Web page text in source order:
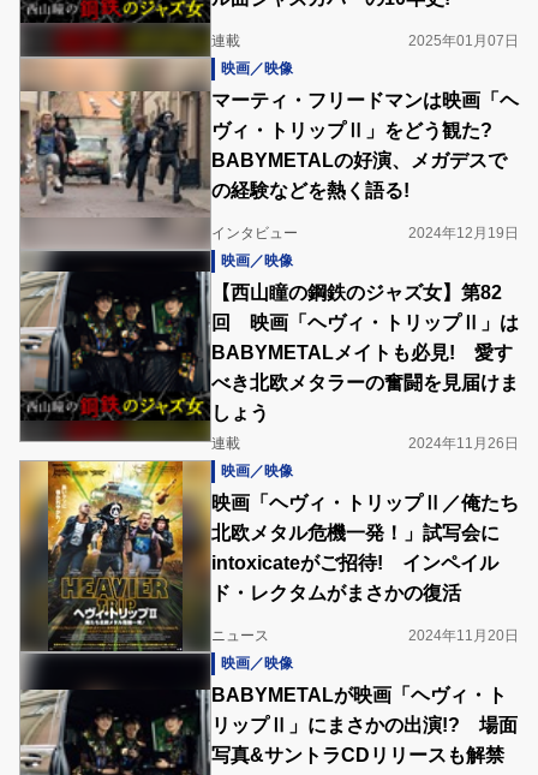
連載
2025年01月07日
映画／映像
マーティ・フリードマンは映画「ヘ
ヴィ・トリップⅡ」をどう観た?
BABYMETALの好演、メガデスで
の経験などを熱く語る!
インタビュー
2024年12月19日
映画／映像
【西山瞳の鋼鉄のジャズ女】第82
回 映画「ヘヴィ・トリップⅡ」は
BABYMETALメイトも必見! 愛す
べき北欧メタラーの奮闘を見届けま
しょう
連載
2024年11月26日
映画／映像
映画「ヘヴィ・トリップⅡ／俺たち
北欧メタル危機一発！」試写会に
intoxicateがご招待! インペイル
ド・レクタムがまさかの復活
ニュース
2024年11月20日
映画／映像
BABYMETALが映画「ヘヴィ・ト
リップⅡ」にまさかの出演!? 場面
写真&サントラCDリリースも解禁